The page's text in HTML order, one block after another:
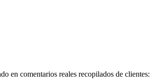
en comentarios reales recopilados de clientes: